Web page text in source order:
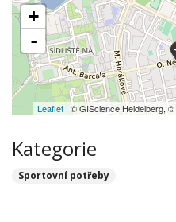
+
-
Leaflet | © GIScience Heidelberg, ©
Kategorie
Sportovní potřeby